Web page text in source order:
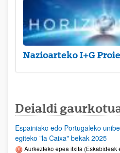
Nazioarteko I+G
Deialdi
Espainiako edo Portugaleko
egiteko "la Caixa" bekak 2025
Aurkezteko epea itxita (Eskabideak